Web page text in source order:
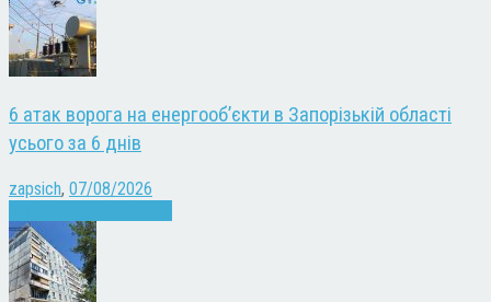
6 атак ворога на енергооб’єкти в Запорізькій області
усього за 6 днів
zapsich, 07/08/2026